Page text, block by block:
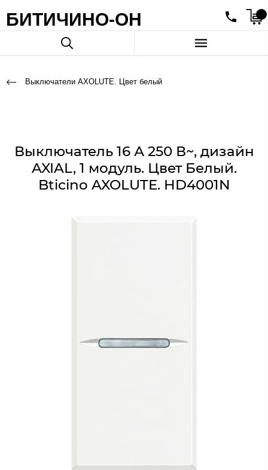
БИТИЧИНО-ОН
Выключатели AXOLUTE. Цвет белый
Выключатель 16 А 250 В~, дизайн
AXIAL, 1 модуль. Цвет Белый.
Bticino AXOLUTE. HD4001N